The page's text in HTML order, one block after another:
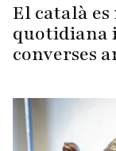
El català
quotidiana
converses